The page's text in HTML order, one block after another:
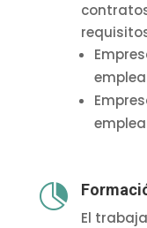

El